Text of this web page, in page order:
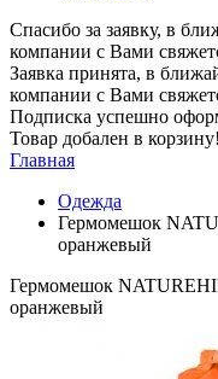
Спасибо за заявку, в
компании с Вами
Заявка принята, в
компании с Вами
Подписка успешно
Товар добален в корзину!
Главная
Одежда
Гермомешок
оранжевый
Гермомешок
оранжевый